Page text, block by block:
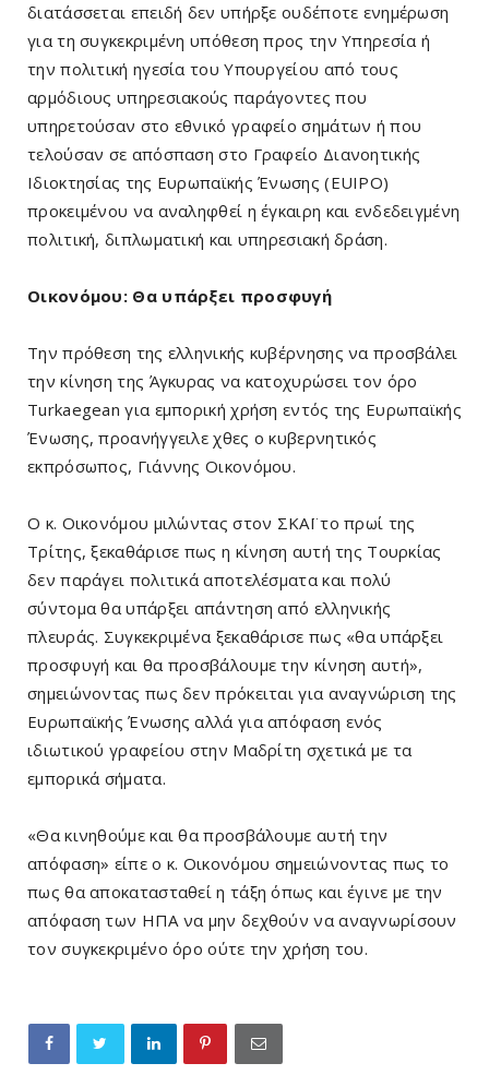
διατάσσεται επειδή δεν υπήρξε ουδέποτε ενημέρωση
για τη συγκεκριμένη υπόθεση προς την Υπηρεσία ή
την πολιτική ηγεσία του Υπουργείου από τους
αρμόδιους υπηρεσιακούς παράγοντες που
υπηρετούσαν στο εθνικό γραφείο σημάτων ή που
τελούσαν σε απόσπαση στο Γραφείο Διανοητικής
Ιδιοκτησίας της Ευρωπαϊκής Ένωσης (EUIPO)
προκειμένου να αναληφθεί η έγκαιρη και ενδεδειγμένη
πολιτική, διπλωματική και υπηρεσιακή δράση.
Οικονόμου: Θα υπάρξει προσφυγή
Την πρόθεση της ελληνικής κυβέρνησης να προσβάλει
την κίνηση της Άγκυρας να κατοχυρώσει τον όρο
Turkaegean για εμπορική χρήση εντός της Ευρωπαϊκής
Ένωσης, προανήγγειλε χθες ο κυβερνητικός
εκπρόσωπος, Γιάννης Οικονόμου.
Ο κ. Οικονόμου μιλώντας στον ΣΚΑΪ το πρωί της
Τρίτης, ξεκαθάρισε πως η κίνηση αυτή της Τουρκίας
δεν παράγει πολιτικά αποτελέσματα και πολύ
σύντομα θα υπάρξει απάντηση από ελληνικής
πλευράς. Συγκεκριμένα ξεκαθάρισε πως «θα υπάρξει
προσφυγή και θα προσβάλουμε την κίνηση αυτή»,
σημειώνοντας πως δεν πρόκειται για αναγνώριση της
Ευρωπαϊκής Ένωσης αλλά για απόφαση ενός
ιδιωτικού γραφείου στην Μαδρίτη σχετικά με τα
εμπορικά σήματα.
«Θα κινηθούμε και θα προσβάλουμε αυτή την
απόφαση» είπε ο κ. Οικονόμου σημειώνοντας πως το
πως θα αποκατασταθεί η τάξη όπως και έγινε με την
απόφαση των ΗΠΑ να μην δεχθούν να αναγνωρίσουν
τον συγκεκριμένο όρο ούτε την χρήση του.